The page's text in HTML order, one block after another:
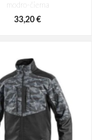
modro-čierna
33,20 €